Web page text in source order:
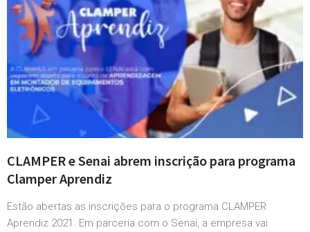
CLAMPER e Senai abrem inscrição para programa
Clamper Aprendiz
Estão abertas as inscrições para o programa CLAMPER
Aprendiz 2021. Em parceria com o Senai, a empresa vai